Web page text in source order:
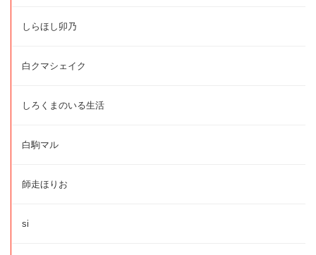
しらほし卯乃
白クマシェイク
しろくまのいる生活
白駒マル
師走ほりお
si